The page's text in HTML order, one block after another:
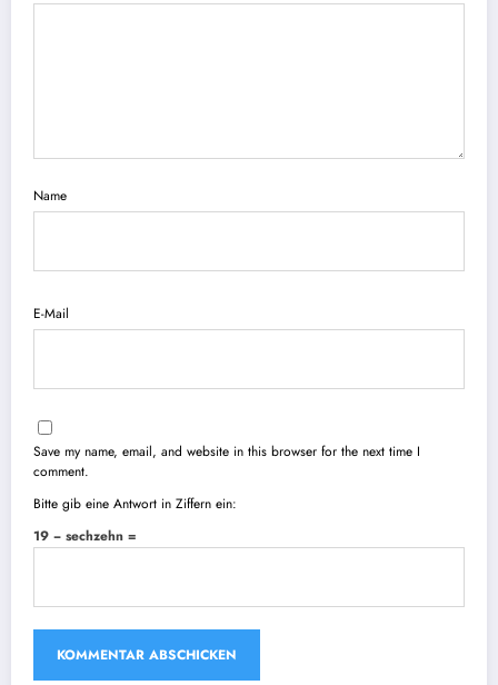
Name
E-Mail
Save my name, email, and website in this browser for the next time I
comment.
Bitte gib eine Antwort in Ziffern ein:
19 − sechzehn =